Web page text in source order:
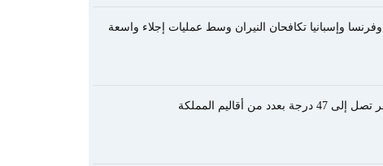
وإسبانيا تكافحان النيران وسط عمليات إجلاء واسعة
أقاليم المملكة